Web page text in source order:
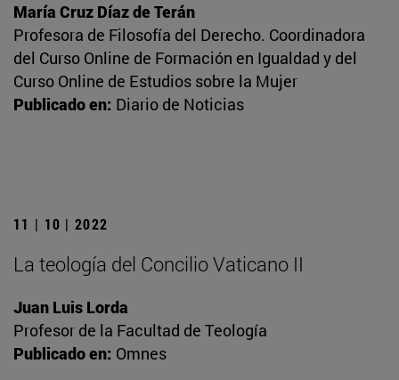
María Cruz Díaz de Terán
Profesora de Filosofía del Derecho. Coordinadora
del Curso Online de Formación en Igualdad y del
Curso Online de Estudios sobre la Mujer
Publicado en: Diario de Noticias
11 | 10 | 2022
La teología del Concilio Vaticano II
Juan Luis Lorda
Profesor de la Facultad de Teología
Publicado en: Omnes